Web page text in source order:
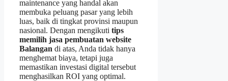
maintenance yang handal akan
membuka peluang pasar yang lebih
luas, baik di tingkat provinsi maupun
nasional. Dengan mengikuti tips
memilih jasa pembuatan website
Balangan di atas, Anda tidak hanya
menghemat biaya, tetapi juga
memastikan investasi digital tersebut
menghasilkan ROI yang optimal.